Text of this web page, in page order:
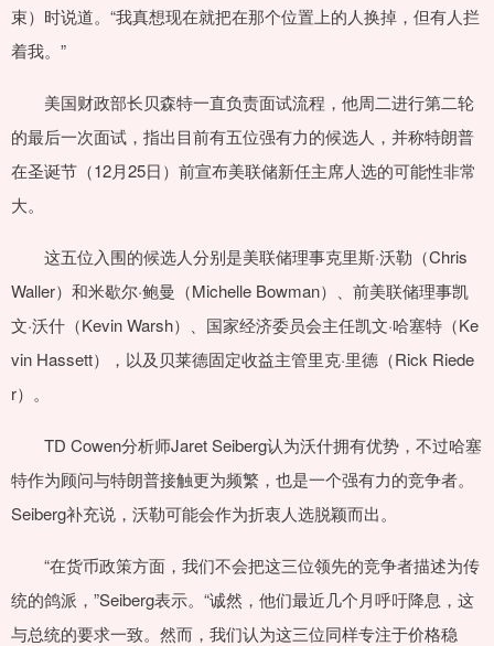
束）时说道。“我真想现在就把在那个位置上的人换掉，但有人拦
着我。”
美国财政部长贝森特一直负责面试流程，他周二进行第二轮
的最后一次面试，指出目前有五位强有力的候选人，并称特朗普
在圣诞节（12月25日）前宣布美联储新任主席人选的可能性非常
大。
这五位入围的候选人分别是美联储理事克里斯·沃勒（Chris
Waller）和米歇尔·鲍曼（Michelle Bowman）、前美联储理事凯
文·沃什（Kevin Warsh）、国家经济委员会主任凯文·哈塞特（Ke
vin Hassett），以及贝莱德固定收益主管里克·里德（Rick Riede
r）。
TD Cowen分析师Jaret Seiberg认为沃什拥有优势，不过哈塞
特作为顾问与特朗普接触更为频繁，也是一个强有力的竞争者。
Seiberg补充说，沃勒可能会作为折衷人选脱颖而出。
“在货币政策方面，我们不会把这三位领先的竞争者描述为传
统的鸽派，”Seiberg表示。“诚然，他们最近几个月呼吁降息，这
与总统的要求一致。然而，我们认为这三位同样专注于价格稳